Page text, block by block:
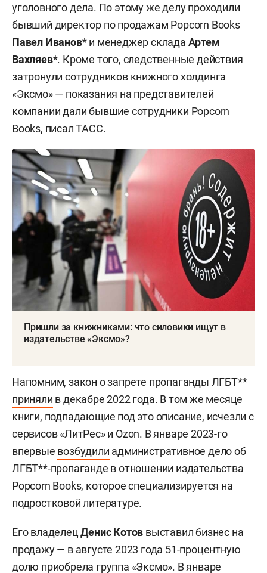
уголовного дела. По этому же делу проходили
бывший директор по продажам Popcorn Books
Павел Иванов* и менеджер склада Артем
Вахляев*. Кроме того, следственные действия
затронули сотрудников книжного холдинга
«Эксмо» — показания на представителей
компании дали бывшие сотрудники Popcorn
Books, писал ТАСС.
Пришли за книжниками: что силовики ищут в
издательстве «Эксмо»?
Напомним, закон о запрете пропаганды ЛГБТ**
приняли в декабре 2022 года. В том же месяце
книги, подпадающие под это описание, исчезли с
сервисов «ЛитРес» и Ozon. В январе 2023-го
впервые возбудили административное дело об
ЛГБТ**-пропаганде в отношении издательства
Popcorn Books, которое специализируется на
подростковой литературе.
Его владелецДенис Котов выставил бизнес на
продажу — в августе 2023 года 51-процентную
долю приобрела группа «Эксмо». В январе